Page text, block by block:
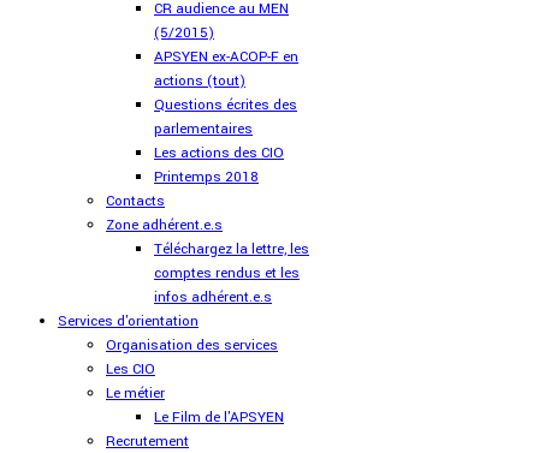
CR audience au MEN
(5/2015)
APSYEN ex-ACOP-F en
actions (tout)
Questions écrites des
parlementaires
Les actions des CIO
Printemps 2018
Contacts
Zone adhérent.e.s
Téléchargez la lettre, les
comptes rendus et les
infos adhérent.e.s
Services d'orientation
Organisation des services
Les CIO
Le métier
Le Film de l'APSYEN
Recrutement